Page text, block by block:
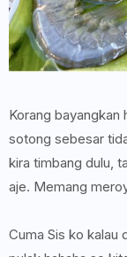
Korang bayangkan
sotong sebesar
kira timbang dulu,
aje. Memang
Cuma Sis ko kalau